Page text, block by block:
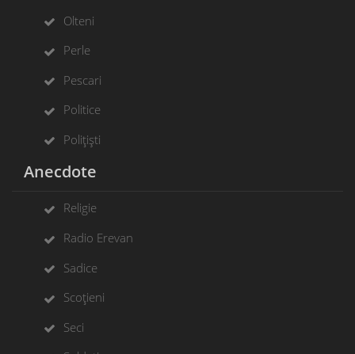
Olteni
Perle
Pescari
Politice
Polițiști
Anecdote
Religie
Radio Erevan
Sadice
Scoțieni
Seci